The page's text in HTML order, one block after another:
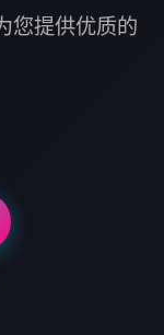
您提供优质的